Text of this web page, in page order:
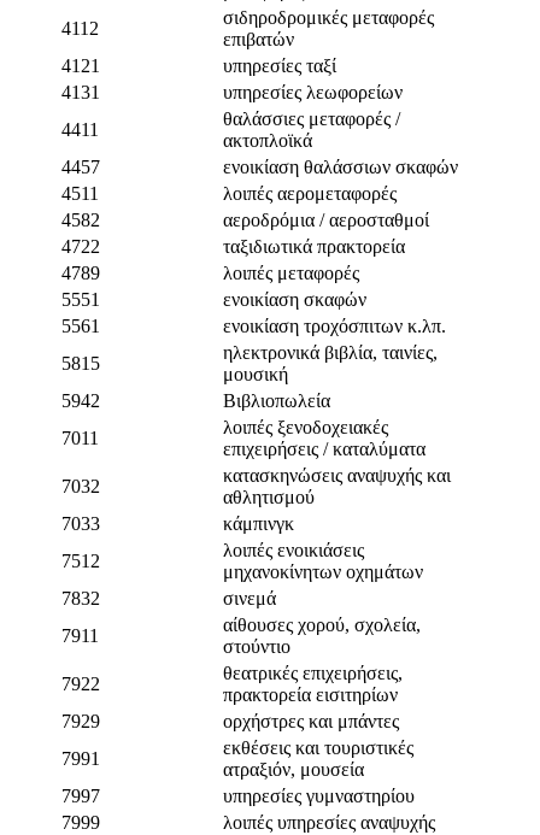
4112
σιδηροδρομικές μεταφορές
επιβατών
4121
υπηρεσίες ταξί
4131
υπηρεσίες λεωφορείων
4411
θαλάσσιες μεταφορές /
ακτοπλοϊκά
4457
ενοικίαση θαλάσσιων σκαφών
4511
λοιπές αερομεταφορές
4582
αεροδρόμια / αεροσταθμοί
4722
ταξιδιωτικά πρακτορεία
4789
λοιπές μεταφορές
5551
ενοικίαση σκαφών
5561
ενοικίαση τροχόσπιτων κ.λπ.
5815
ηλεκτρονικά βιβλία, ταινίες,
μουσική
5942
Βιβλιοπωλεία
7011
λοιπές ξενοδοχειακές
επιχειρήσεις / καταλύματα
7032
κατασκηνώσεις αναψυχής και
αθλητισμού
7033
κάμπινγκ
7512
λοιπές ενοικιάσεις
μηχανοκίνητων οχημάτων
7832
σινεμά
7911
αίθουσες χορού, σχολεία,
στούντιο
7922
θεατρικές επιχειρήσεις,
πρακτορεία εισιτηρίων
7929
ορχήστρες και μπάντες
7991
εκθέσεις και τουριστικές
ατραξιόν, μουσεία
7997
υπηρεσίες γυμναστηρίου
7999
λοιπές υπηρεσίες αναψυχής